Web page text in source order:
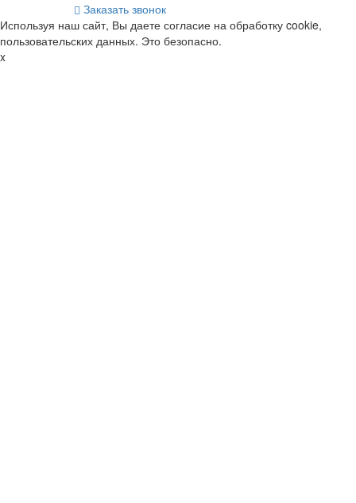
Заказать звонок
Используя наш сайт, Вы даете согласие на обработку cookie,
пользовательских данных. Это безопасно.
x